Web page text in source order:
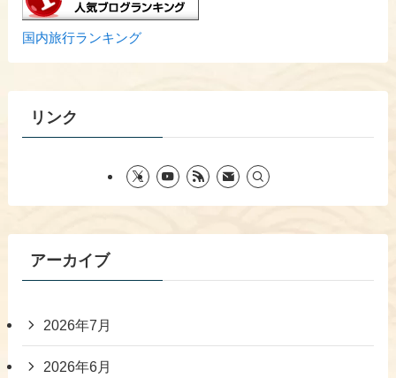
国内旅行ランキング
リンク
アーカイブ
2026年7月
2026年6月